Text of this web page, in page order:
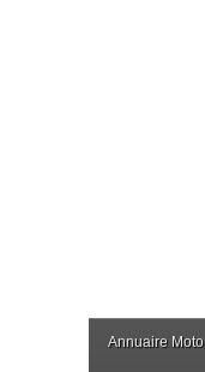
Annuaire Moto